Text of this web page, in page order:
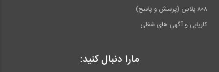
۸۰۸ پلاس (پرسش و پاسخ)
کاریابی و آگهی های شغلی
مارا دنبال کنید: